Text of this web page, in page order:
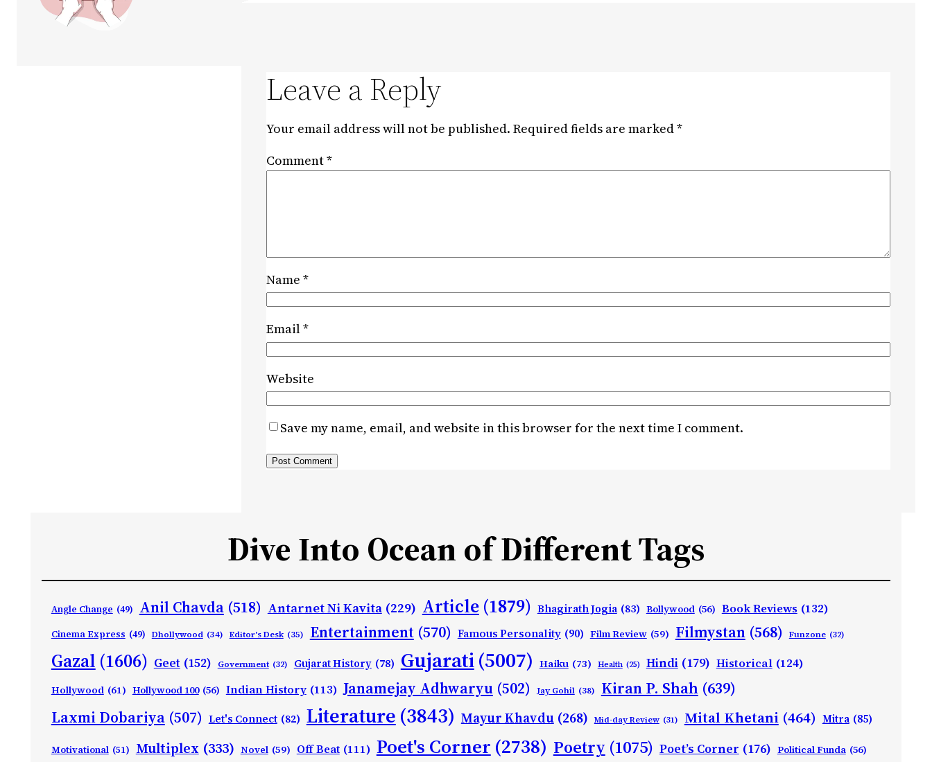
Leave a Reply
Your email address will not be published. Required fields are marked*
Comment*
Name *
Email*
Website
Save my name, email, and website in this browser for the next time I comment.
Dive Into Ocean of Different Tags
Angle Change (49) Anil Chavda (518) Antarnet Ni Kavita (229) Article (1879) Bhagirath Jogia (83) Bollywood (56) Book Reviews (132)
Cinema Express (49) Dhollywood (34) Editor's Desk (35) Entertainment (570) Famous Personality (90) Film Review (59) Filmystan (568) Funzone (32)
Gazal (1606) Geet (152) Government (32) Gujarat History (78) Gujarati(5007) Haiku (73) Health (25) Hindi (179) Historical (124)
Hollywood (61) Hollywood 100 (56) Indian History (113) Janamejay Adhwaryu (502) Jay Gohil (38) Kiran P. Shah (639)
Laxmi Dobariya (507) Let's Connect (82) Literature (3843) Mayur Khavdu (268) Mid-day Review (31) Mital Khetani (464) Mitra (85)
Motivational (51) Multiplex (333) Novel (59) Off Beat (111) Poet's Corner (2738) Poetry (1075) Poet’s Corner (176) Political Funda (56)